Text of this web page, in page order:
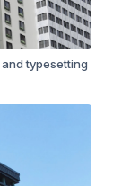
typesetting